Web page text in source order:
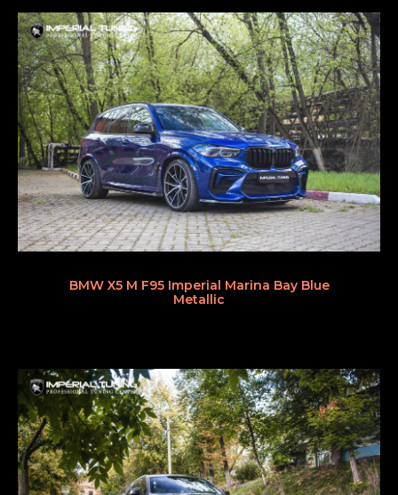
BMW X5 M F95 Imperial Marina Bay Blue
Metallic